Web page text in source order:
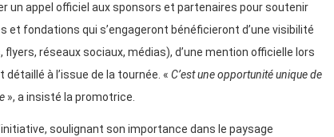
un appel officiel aux sponsors et partenaires pour soutenir
fondations qui s’engageront bénéficieront d’une visibilité
réseaux sociaux, médias), d’une mention officielle lors
à l’issue de la tournée. « C’est une opportunité unique de
», a insisté la promotrice.
soulignant son importance dans le paysage